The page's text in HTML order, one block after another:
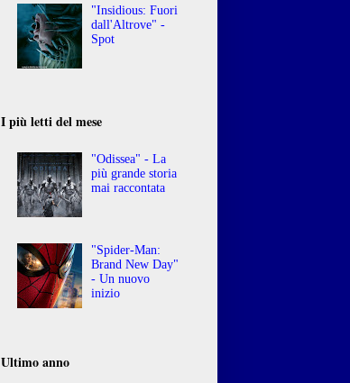
"Insidious: Fuori
dall'Altrove" -
Spot
I più letti del mese
"Odissea" - La
più grande storia
mai raccontata
"Spider-Man:
Brand New Day"
- Un nuovo
inizio
Ultimo anno